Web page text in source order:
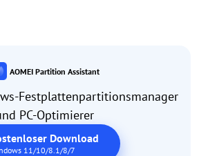
AOMEI Partition Assistant
Festplattenpartitionsmanager
PC-Optimierer
Download
11/10/8.1/8/7